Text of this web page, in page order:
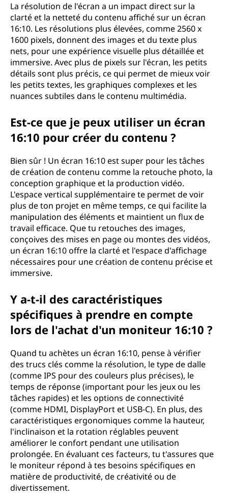
La résolution de l'écran a un impact direct sur la
clarté et la netteté du contenu affiché sur un écran
16:10. Les résolutions plus élevées, comme 2560 x
1600 pixels, donnent des images et du texte plus
nets, pour une expérience visuelle plus détaillée et
immersive. Avec plus de pixels sur l'écran, les petits
détails sont plus précis, ce qui permet de mieux voir
les petits textes, les graphiques complexes et les
nuances subtiles dans le contenu multimédia.
Est-ce que je peux utiliser un écran
16:10 pour créer du contenu ?
Bien sûr ! Un écran 16:10 est super pour les tâches
de création de contenu comme la retouche photo, la
conception graphique et la production vidéo.
L'espace vertical supplémentaire te permet de voir
plus de ton projet en même temps, ce qui facilite la
manipulation des éléments et maintient un flux de
travail efficace. Que tu retouches des images,
conçoives des mises en page ou montes des vidéos,
un écran 16:10 offre la clarté et l'espace d'affichage
nécessaires pour une création de contenu précise et
immersive.
Y a-t-il des caractéristiques
spécifiques à prendre en compte
lors de l'achat d'un moniteur 16:10 ?
Quand tu achètes un écran 16:10, pense à vérifier
des trucs clés comme la résolution, le type de dalle
(comme IPS pour des couleurs plus précises), le
temps de réponse (important pour les jeux ou les
tâches rapides) et les options de connectivité
(comme HDMI, DisplayPort et USB-C). En plus, des
caractéristiques ergonomiques comme la hauteur,
l'inclinaison et la rotation réglables peuvent
améliorer le confort pendant une utilisation
prolongée. En évaluant ces facteurs, tu t'assures que
le moniteur répond à tes besoins spécifiques en
matière de productivité, de créativité ou de
divertissement.